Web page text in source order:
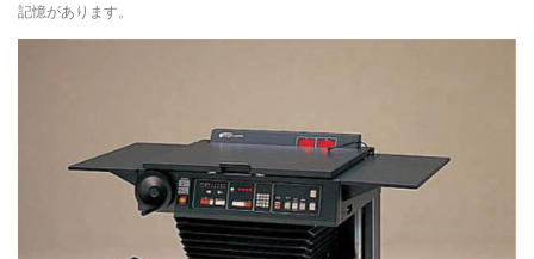
記憶があります。